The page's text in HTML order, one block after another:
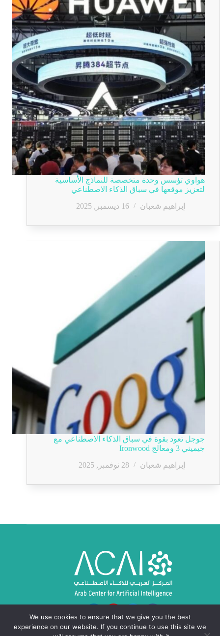
هواوي تؤسس وحدة متخصصة للنماذج الأساسية
لتعزيز موقعها في سباق الذكاء الاصطناعي
إبراهيم شعبان
16 ديسمبر, 2025
جوجل تعود بقوة في سباق الذكاء الاصطناعي مع
جيميني 3 ومعالج Ironwood
إبراهيم شعبان
28 نوفمبر, 2025
We use cookies to ensure that we give you the best
experience on our website. If you continue to use this site we